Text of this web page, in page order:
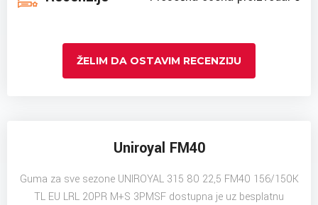
ŽELIM DA OSTAVIM RECENZIJU
Uniroyal FM40
Guma za sve sezone UNIROYAL 315 80 22,5 FM40 156/150K
TL EU LRL 20PR M+S 3PMSF dostupna je uz besplatnu